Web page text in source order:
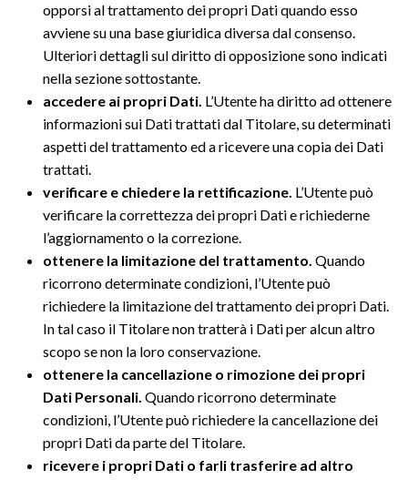
opporsi al trattamento dei propri Dati quando esso
avviene su una base giuridica diversa dal consenso.
Ulteriori dettagli sul diritto di opposizione sono indicati
nella sezione sottostante.
accedere ai propri Dati. L’Utente ha diritto ad ottenere
informazioni sui Dati trattati dal Titolare, su determinati
aspetti del trattamento ed a ricevere una copia dei Dati
trattati.
verificare e chiedere la rettificazione. L’Utente può
verificare la correttezza dei propri Dati e richiederne
l’aggiornamento o la correzione.
ottenere la limitazione del trattamento. Quando
ricorrono determinate condizioni, l’Utente può
richiedere la limitazione del trattamento dei propri Dati.
In tal caso il Titolare non tratterà i Dati per alcun altro
scopo se non la loro conservazione.
ottenere la cancellazione o rimozione dei propri
Dati Personali. Quando ricorrono determinate
condizioni, l’Utente può richiedere la cancellazione dei
propri Dati da parte del Titolare.
ricevere i propri Dati o farli trasferire ad altro